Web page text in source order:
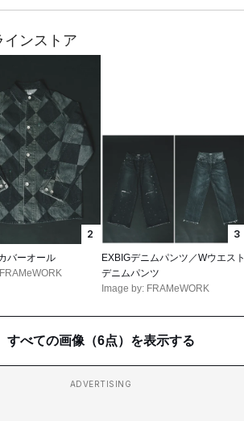
インストア
2
バーオール
3
EXBIGデニムパンツ／Wウエスト
デニムパンツ
Image by: FRAMeWORK
すべての画像（6点）を表示する
ADVERTISING